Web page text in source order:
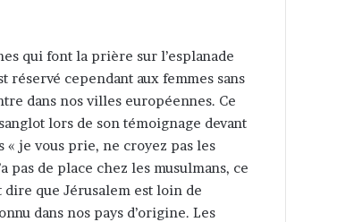
qui font la prière sur l’esplanade
réservé cependant aux femmes sans
dans nos villes européennes. Ce
lors de son témoignage devant
« je vous prie, ne croyez pas les
pas de place chez les musulmans, ce
dire que Jérusalem est loin de
dans nos pays d’origine. Les